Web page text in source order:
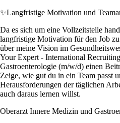
✨Langfristige Motivation und
Da es sich um eine Vollzeitstelle
langfristige Motivation für den Job
über meine Vision im
Your Expert - International
Gastroenterologie (m/w/d) einen
Zeige, wie gut du in ein Team passt
Herausforderungen der täglichen
auch daraus lernen willst.
Oberarzt Innere Medizin und